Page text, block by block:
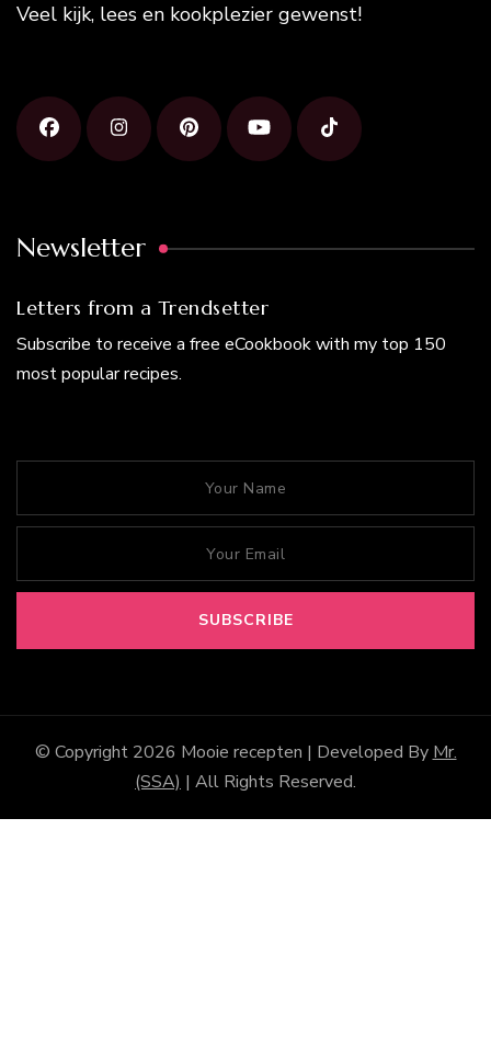
Veel kijk, lees en kookplezier gewenst!
Newsletter
Letters from a Trendsetter
Subscribe to receive a free eCookbook with my top 150
most popular recipes.
© Copyright 2026 Mooie recepten | Developed By Mr.
(SSA) | All Rights Reserved.